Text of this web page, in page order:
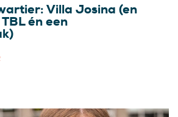
Villa Josina (en
én een